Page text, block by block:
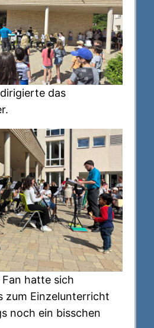
das
hatte sich
zum Einzelunterricht
noch ein bisschen